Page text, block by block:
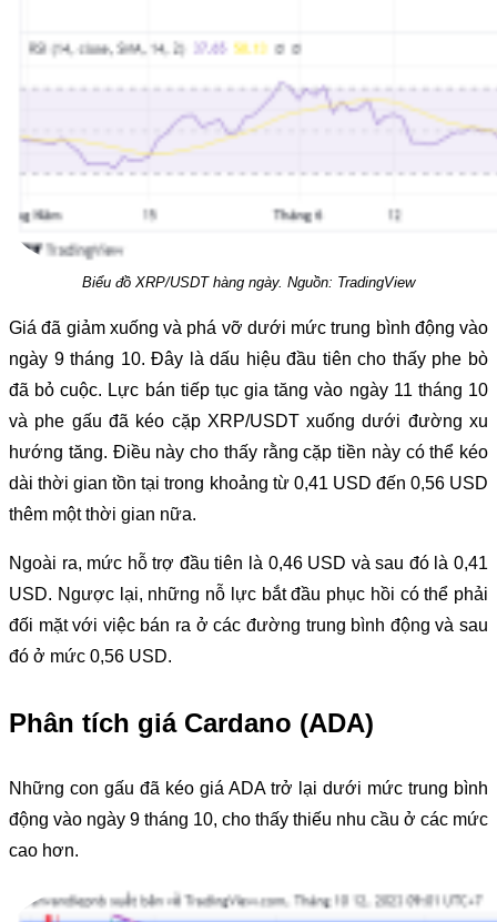
Biểu đồ XRP/USDT hàng ngày. Nguồn: TradingView
Giá đã giảm xuống và phá vỡ dưới mức trung bình động vào
ngày 9 tháng 10. Đây là dấu hiệu đầu tiên cho thấy phe bò
đã bỏ cuộc. Lực bán tiếp tục gia tăng vào ngày 11 tháng 10
và phe gấu đã kéo cặp XRP/USDT xuống dưới đường xu
hướng tăng. Điều này cho thấy rằng cặp tiền này có thể kéo
dài thời gian tồn tại trong khoảng từ 0,41 USD đến 0,56 USD
thêm một thời gian nữa.
Ngoài ra, mức hỗ trợ đầu tiên là 0,46 USD và sau đó là 0,41
USD. Ngược lại, những nỗ lực bắt đầu phục hồi có thể phải
đối mặt với việc bán ra ở các đường trung bình động và sau
đó ở mức 0,56 USD.
Phân tích giá Cardano (ADA)
Những con gấu đã kéo giá ADA trở lại dưới mức trung bình
động vào ngày 9 tháng 10, cho thấy thiếu nhu cầu ở các mức
cao hơn.